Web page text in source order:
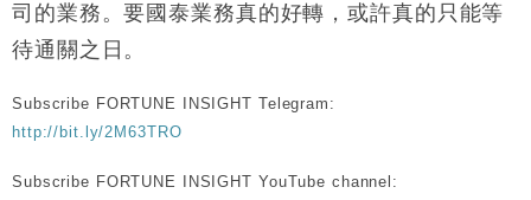
司的業務。要國泰業務真的好轉，或許真的只能等
待通關之日。
Subscribe FORTUNE INSIGHT Telegram:
http://bit.ly/2M63TRO
Subscribe FORTUNE INSIGHT YouTube channel: